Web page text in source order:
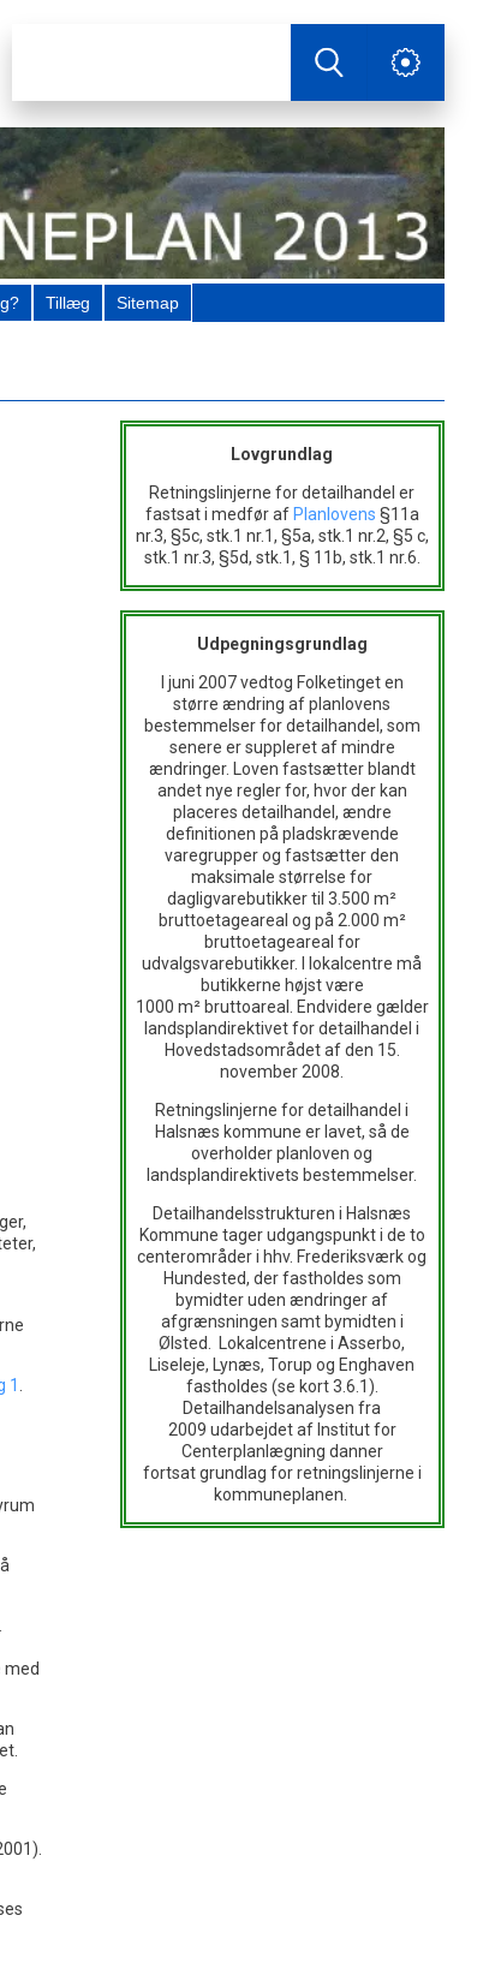
Tillæg Sitemap
1
med
Lovgrundlag
Retningslinjerne for detailhandel er
fastsat i medfør af Planlovens §11a
nr.3, §5c, stk.1 nr.1, §5a, stk.1 nr.2, §5 c,
stk.1 nr.3, §5d, stk.1, § 11b, stk.1 nr.6.
Udpegningsgrundlag
I juni 2007 vedtog Folketinget en
større ændring af planlovens
bestemmelser for detailhandel, som
senere er suppleret af mindre
ændringer. Loven fastsætter blandt
andet nye regler for, hvor der kan
placeres detailhandel, ændre
definitionen på pladskrævende
varegrupper og fastsætter den
maksimale størrelse for
dagligvarebutikker til 3.500 m²
bruttoetageareal og på 2.000 m²
bruttoetageareal for
udvalgsvarebutikker. I lokalcentre må
butikkerne højst være
1000 m² bruttoareal. Endvidere gælder
landsplandirektivet for detailhandel i
Hovedstadsområdet af den 15.
november 2008.
Retningslinjerne for detailhandel i
Halsnæs kommune er lavet, så de
overholder planloven og
landsplandirektivets bestemmelser.
Detailhandelsstrukturen i Halsnæs
Kommune tager udgangspunkt i de to
centerområder i hhv. Frederiksværk og
Hundested, der fastholdes som
bymidter uden ændringer af
afgrænsningen samt bymidten i
Ølsted. Lokalcentrene i Asserbo,
Liseleje, Lynæs, Torup og Enghaven
fastholdes (se kort 3.6.1).
Detailhandelsanalysen fra
2009 udarbejdet af Institut for
Centerplanlægning danner
fortsat grundlag for retningslinjerne i
kommuneplanen.